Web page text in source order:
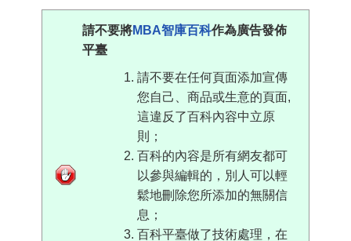
請不要將MBA智庫百科作為廣告發佈
平臺
請不要在任何頁面添加宣傳
您自己、商品或生意的頁面,
這違反了百科內容中立原
則；
百科的內容是所有網友都可
以參與編輯的，別人可以輕
鬆地刪除您所添加的無關信
息；
百科平臺做了技術處理，在